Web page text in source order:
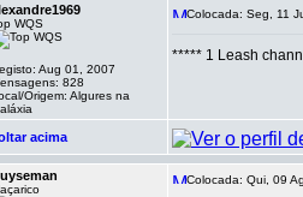
WQS
Aug 01, 2007
828
Origem: Algures na
Colocada: Seg, 11
***** 1 Leash
acima
Colocada: Qui, 09